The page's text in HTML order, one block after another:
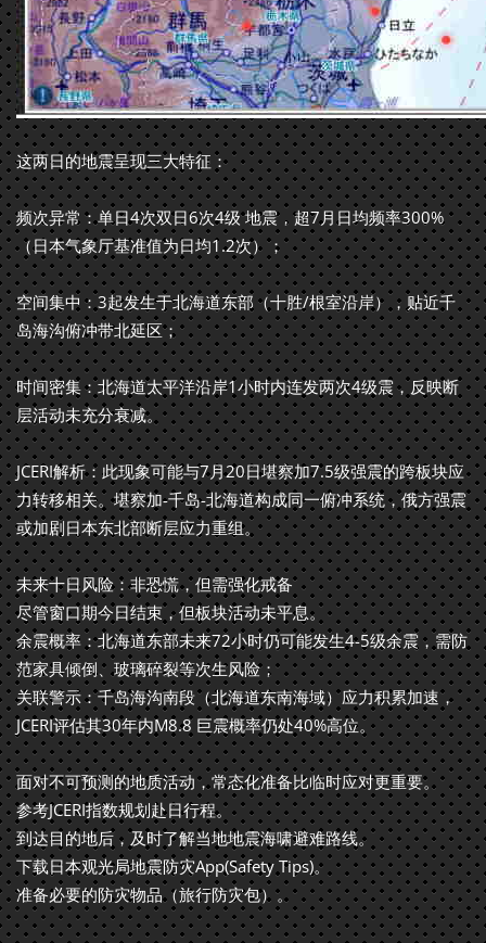
这两日的地震呈现三大特征：
频次异常：单日4次双日6次4级 地震，超7月日均频率300%
（日本气象厅基准值为日均1.2次）；
空间集中：3起发生于北海道东部（十胜/根室沿岸），贴近千
岛海沟俯冲带北延区；
时间密集：北海道太平洋沿岸1小时内连发两次4级震，反映断
层活动未充分衰减。
JCERI解析：此现象可能与7月20日堪察加7.5级强震的跨板块应
力转移相关。堪察加-千岛-北海道构成同一俯冲系统，俄方强震
或加剧日本东北部断层应力重组。
未来十日风险：非恐慌，但需强化戒备
尽管窗口期今日结束，但板块活动未平息。
余震概率：北海道东部未来72小时仍可能发生4-5级余震，需防
范家具倾倒、玻璃碎裂等次生风险；
关联警示：千岛海沟南段（北海道东南海域）应力积累加速，
JCERI评估其30年内M8.8 巨震概率仍处40%高位。
面对不可预测的地质活动，常态化准备比临时应对更重要。
参考JCERI指数规划赴日行程。
到达目的地后，及时了解当地地震海啸避难路线。
下载日本观光局地震防灾App(Safety Tips)。
准备必要的防灾物品（旅行防灾包）。